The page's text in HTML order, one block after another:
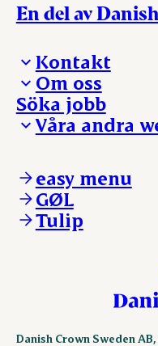
En del av
Kontakt
Presskontakt – För dig
Reklamation
Visselblåsning
Om oss
Vi tar ledningen
Våra ställen
Söka jobb
Våra andra
ESS-FOOD.com
KLS.se
nordicspoor.com
easy menu
GØL
Tulip
Danish Crown Sweden